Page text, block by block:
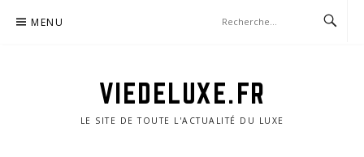
MENU
VIEDELUXE.FR
LE SITE DE TOUTE L'ACTUALITÉ DU LUXE